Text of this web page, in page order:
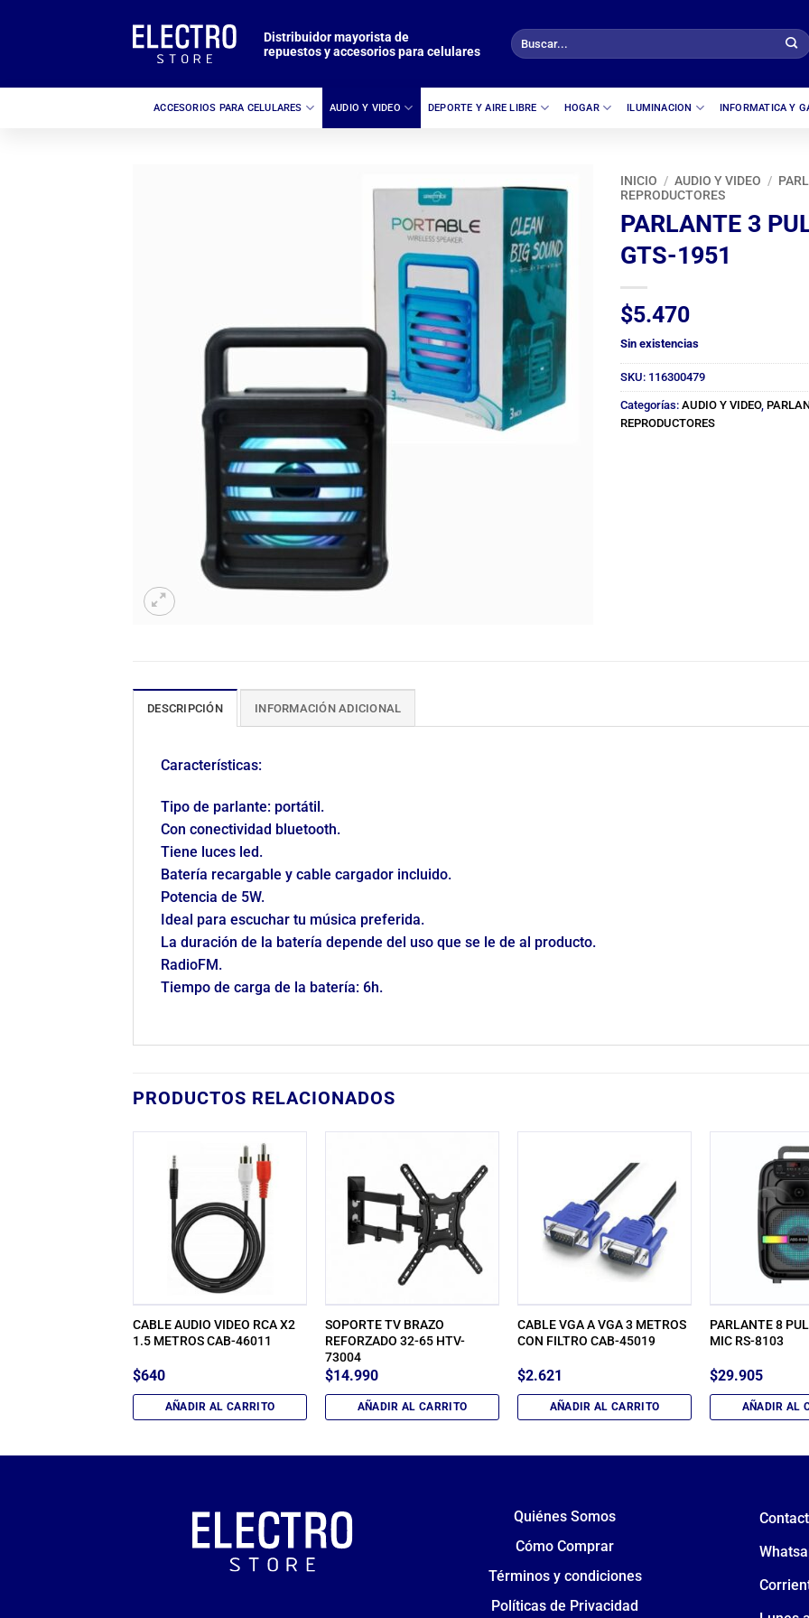
Distribuidor mayorista de
repuestos y accesorios para celulares
Buscar
por:
ACCESORIOS PARA CELULARES AUDIO Y VIDEO DEPORTE Y AIRE LIBRE HOGAR ILUMINACION INFORMATICA Y
INICIO / AUDIO Y VIDEO /
REPRODUCTORES
PARLANTE 3
GTS-1951
$5.470
Sin existencias
SKU: 116300479
Categorías: AUDIO Y VIDEO,
REPRODUCTORES
DESCRIPCIÓN INFORMACIÓN ADICIONAL
Características:
Tipo de parlante: portátil.
Con conectividad bluetooth.
Tiene luces led.
Batería recargable y cable cargador incluido.
Potencia de 5W.
Ideal para escuchar tu música preferida.
La duración de la batería depende del uso que se le de al producto.
RadioFM.
Tiempo de carga de la batería: 6h.
PRODUCTOS RELACIONADOS
CABLE AUDIO VIDEO RCA X2
1.5 METROS CAB-46011
$640
AÑADIR AL CARRITO
SOPORTE TV BRAZO
REFORZADO 32-65 HTV-
73004
$14.990
AÑADIR AL CARRITO
CABLE VGA A VGA 3 METROS
CON FILTRO CAB-45019
$2.621
AÑADIR AL CARRITO
PARLANTE 8
MIC RS-8103
$29.905
AÑADIR AL
Quiénes Somos
Cómo Comprar
Términos y condiciones
Políticas de Privacidad